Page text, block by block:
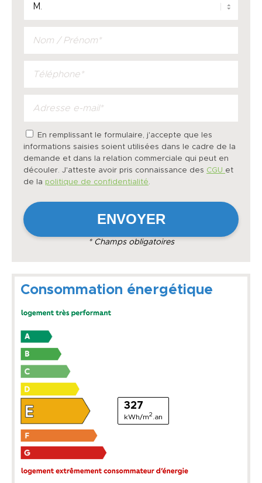
En remplissant le formulaire, j'accepte que les
informations saisies soient utilisées dans le cadre de la
demande et dans la relation commerciale qui peut en
découler. J'atteste avoir pris connaissance des CGU et
de la politique de confidentialité
* Champs obligatoires
Consommation énergétique
327
kWh/m2 .an